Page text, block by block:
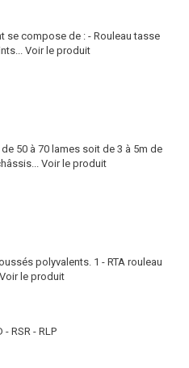
se compose de : - Rouleau tasse
Voir le produit
50 à 70 lames soit de 3 à 5m de
Voir le produit
polyvalents. 1 - RTA rouleau
Voir le produit
RSR - RLP